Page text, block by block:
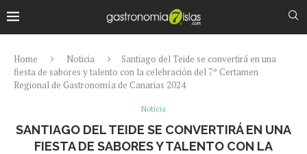
Home Noticia
Santiago del Teide se convertirá en una
fiesta de sabores y talento con la celebración del 7º Certamen
Regional de Gastronomía de Canarias 2024
Noticia
SANTIAGO DEL TEIDE SE CONVERTIRÁ EN UNA
FIESTA DE SABORES Y TALENTO CON LA